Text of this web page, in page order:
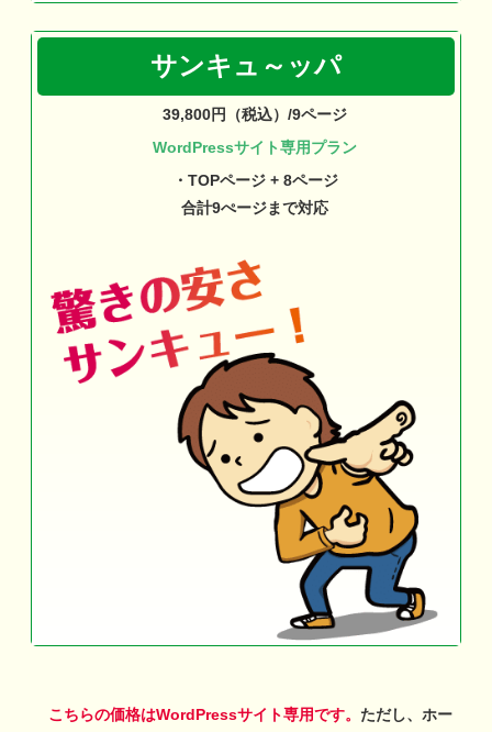
サンキュ～ッパ
39,800円（税込）/9ページ
WordPressサイト専用プラン
・TOPページ + 8ページ
合計9ぺージまで対応
こちらの価格はWordPressサイト専用です。 ただし、ホー